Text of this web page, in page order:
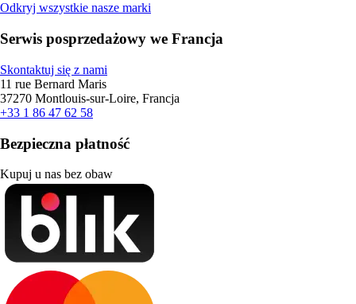
Odkryj wszystkie nasze marki
Serwis posprzedażowy we Francja
Skontaktuj się z nami
11 rue Bernard Maris
37270 Montlouis-sur-Loire, Francja
+33 1 86 47 62 58
Bezpieczna płatność
Kupuj u nas bez obaw